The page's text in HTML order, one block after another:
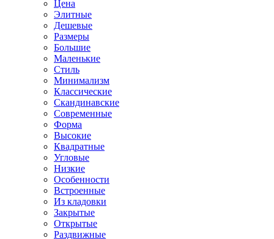
Цена
Элитные
Дешевые
Размеры
Большие
Маленькие
Стиль
Минимализм
Классические
Скандинавские
Современные
Форма
Высокие
Квадратные
Угловые
Низкие
Особенности
Встроенные
Из кладовки
Закрытые
Открытые
Раздвижные